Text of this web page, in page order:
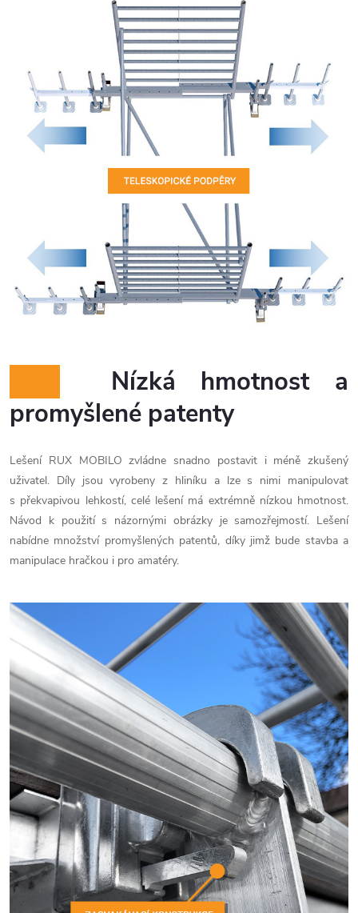
Nízká hmotnost a
promyšlené patenty
Lešení RUX MOBILO zvládne snadno postavit i méně zkušený
uživatel. Díly jsou vyrobeny z hliníku a lze s nimi manipulovat
s překvapivou lehkostí, celé lešení má extrémně nízkou hmotnost.
Návod k použití s názornými obrázky je samozřejmostí. Lešení
nabídne množství promyšlených patentů, díky jimž bude stavba a
manipulace hračkou i pro amatéry.